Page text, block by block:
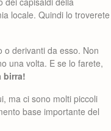
locale. Quindi lo troverete
o derivanti da esso. Non
una volta. E se lo farete,
birra!
ma ci sono molti piccoli
base importante del